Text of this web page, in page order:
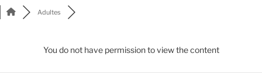
Adultes
You do not have permission to view the content